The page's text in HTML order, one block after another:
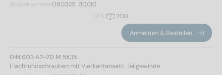
Artikelnummer060325  30/30
VPE
200
Anmelden & Bestellen
DIN 603 A2-70 M 5X35
Flachrundschrauben mit Vierkantansatz, Teilgewinde